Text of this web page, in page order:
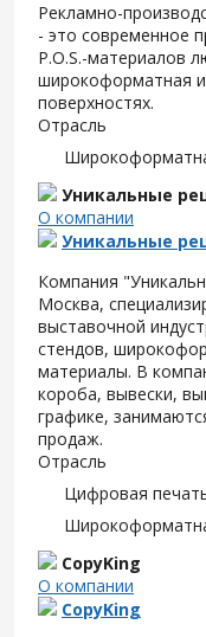
Рекламно-
- это современное
P.O.S.-материалов
широкоформатная
поверхностях.
Отрасль
Уникальные
О компании
Уникальные
Компания
Москва,
выставочной
стендов,
материалы. В
короба, вывески,
графике,
продаж.
Отрасль
Цифровая
CopyKing
О компании
CopyKing